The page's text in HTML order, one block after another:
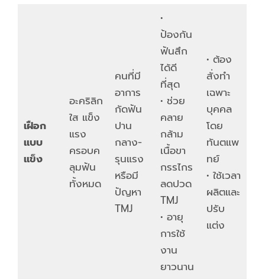
เฝือก
แบบ
แข็ง
อะคริลิก
ใส แข็ง
แรง
ครอบค
ลุมฟัน
ทั้งหมด
คนที่มี
อาการ
กัดฟัน
ปาน
กลาง-
รุนแรง
หรือมี
ปัญหา
TMJ
•
ป้องกัน
ฟันสึก
ได้ดี
ที่สุด
• ช่วย
คลาย
กล้าม
เนื้อขา
กรรไกร
ลดปวด
TMJ
• อายุ
การใช้
งาน
ยาวนาน
• ต้อง
สั่งทำ
เฉพาะ
บุคคล
โดย
ทันตแพ
ทย์
• ใช้เวลา
ผลิตและ
ปรับ
แต่ง